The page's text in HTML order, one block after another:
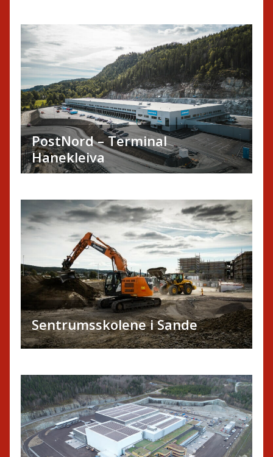
PostNord – Terminal
Hanekleiva
Sentrumsskolene i Sande